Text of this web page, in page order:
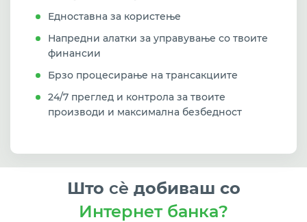
Едноставна за користење
Напредни алатки за управување со твоите
финансии
Брзо процесирање на трансакциите
24/7 преглед и контрола за твоите
производи и максимална безбедност
Што сѐ добиваш со
Интернет банка?